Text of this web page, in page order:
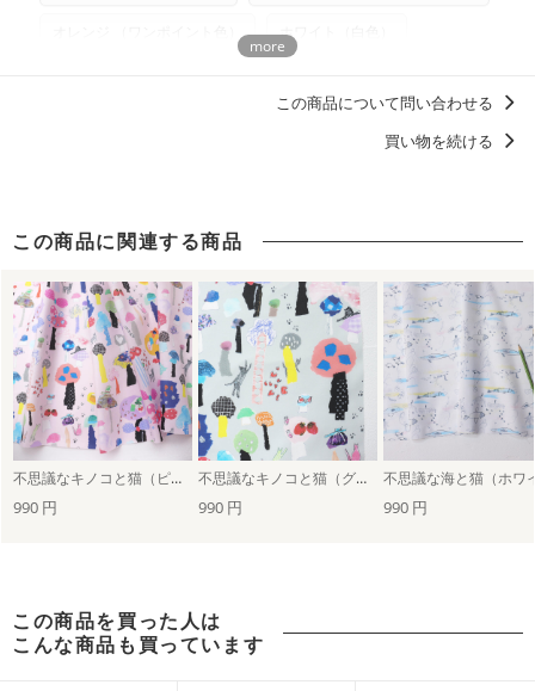
商用利用についての詳細はこちらホワイト（白色）
ディティールに「惚れる。」デザイン
アウトドアグッズ・キャンプギアを自作しよう！
甚平におすすめの柄・デザイン
この商品について問い合わせる
買い物を続ける
この商品に関連する商品
不思議なキノコと猫（ピンク） 不思議なキノコと猫（グレー）
990 円 990 円 990 円
この商品を買った人は
こんな商品も買っています